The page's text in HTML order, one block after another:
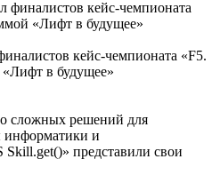
кейс-чемпионата «F5.
в будущее»